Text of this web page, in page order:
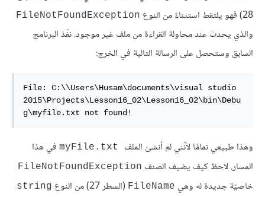
28) فهو يلتقط استثناءً من النوع
FileNotFoundException
والذي يحدث عند محاولة القراءة من ملف غير موجود. نفّذ البرنامج
السابق وستحصل على الرسالة التالية في الخرج:
File: C:\\Users\Husam\documents\visual studio
2015\Projects\Lesson16_02\Lesson16_02\bin\Debu
g\myfile.txt not found!
وهذا طبيعي تمامًا لأنّني لم أنشئ الملف
في هذا
المسار. لاحظ كيف يضيف الصنف FileNotFoundException
خاصيّة جديدة له وهي FileName (السطر 27) من النوع string